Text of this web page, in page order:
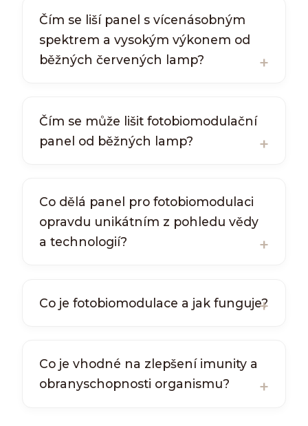
Čím se liší panel s vícenásobným
spektrem a vysokým výkonem od
běžných červených lamp?
Čím se může lišit fotobiomodulační
panel od běžných lamp?
Co dělá panel pro fotobiomodulaci
opravdu unikátním z pohledu vědy
a technologií?
Co je fotobiomodulace a jak funguje?
Co je vhodné na zlepšení imunity a
obranyschopnosti organismu?